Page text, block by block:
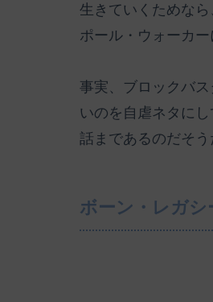
生きていくためな
ポール・ウォーカー
事実、ブロックバ
いのを自虐ネタに
話まであるのだそう
ボーン・レガシ